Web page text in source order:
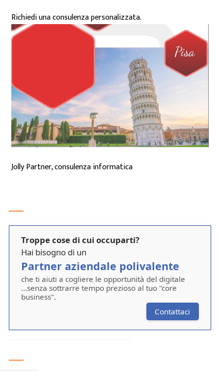
Richiedi una consulenza personalizzata.
Jolly Partner, consulenza informatica
Troppe cose di cui occuparti?
Hai bisogno di un
Partner aziendale polivalente
che ti aiuti a cogliere le opportunità del digitale
...senza sottrarre tempo prezioso al tuo "core
business".
Contattaci